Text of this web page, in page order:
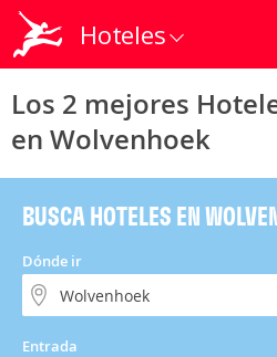
Hoteles
Los 2 mejores
en Wolvenhoek
BUSCA HOTELES EN
Dónde ir
Entrada